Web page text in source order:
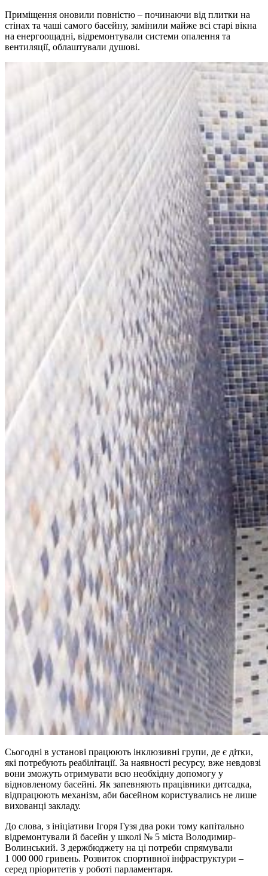
Приміщення оновили повністю – починаючи від плитки на
стінах та чаші самого басейну, замінили майже всі старі вікна
на енергоощадні, відремонтували системи опалення та
вентиляції, облаштували душові.
Сьогодні в установі працюють інклюзивні групи, де є дітки,
які потребують реабілітації. За наявності ресурсу, вже невдовзі
вони зможуть отримувати всю необхідну допомогу у
відновленому басейні. Як запевняють працівники дитсадка,
відпрацюють механізм, аби басейном користувались не лише
вихованці закладу.
До слова, з ініціативи Ігоря Гузя два роки тому капітально
відремонтували й басейн у школі № 5 міста Володимир-
Волинський. З держбюджету на ці потреби спрямували
1 000 000 гривень. Розвиток спортивної інфраструктури –
серед пріоритетів у роботі парламентаря.